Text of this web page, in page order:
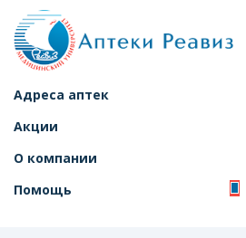
Адреса аптек
Акции
О компании
Помощь